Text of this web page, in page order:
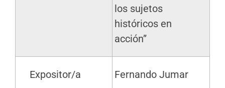
los sujetos
históricos en
acción”
Expositor/a Fernando Jumar